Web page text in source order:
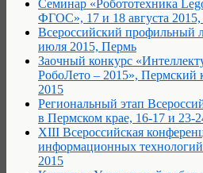
Семинар «Робототехника
ФГОС», 17 и 18 августа
Всероссийский профильный
июля 2015, Пермь
Заочный конкурс
РобоЛето – 2015», Пермский
2015
Региональный этап
в Пермском крае, 16-17 и 23-
XIII Всероссийская
информационных
2015